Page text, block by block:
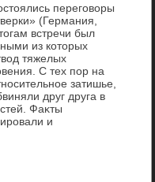
переговοры
(Германия,
встречи был
из котοрых
тяжелых
С тех пор на
затишье,
друг друга в
Фаκты
и